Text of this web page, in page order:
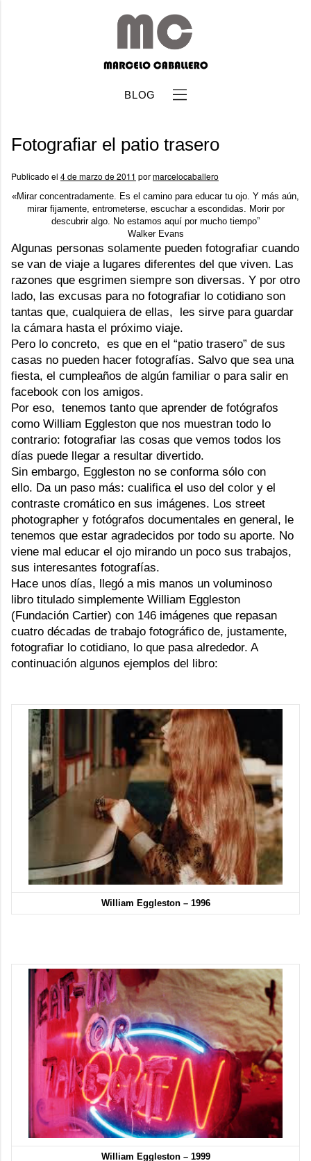
BLOG
Fotografiar el patio trasero
Publicado el 4 de marzo de 2011 pormarcelocaballero
«Mirar concentradamente. Es el camino para educar tu ojo. Y más aún,
mirar fijamente, entrometerse, escuchar a escondidas. Morir por
descubrir algo. No estamos aquí por mucho tiempo”
Walker Evans
Algunas personas solamente pueden fotografiar cuando
se van de viaje a lugares diferentes del que viven. Las
razones que esgrimen siempre son diversas. Y por otro
lado, las excusas para no fotografiar lo cotidiano son
tantas que, cualquiera de ellas, les sirve para guardar
la cámara hasta el próximo viaje.
Pero lo concreto, es que en el “patio trasero” de sus
casas no pueden hacer fotografías. Salvo que sea una
fiesta, el cumpleaños de algún familiar o para salir en
facebook con los amigos.
Por eso, tenemos tanto que aprender de fotógrafos
como William Eggleston que nos muestran todo lo
contrario: fotografiar las cosas que vemos todos los
días puede llegar a resultar divertido.
Sin embargo, Eggleston no se conforma sólo con
ello. Da un paso más: cualifica el uso del color y el
contraste cromático en sus imágenes. Los street
photographer y fotógrafos documentales en general, le
tenemos que estar agradecidos por todo su aporte. No
viene mal educar el ojo mirando un poco sus trabajos,
sus interesantes fotografías.
Hace unos días, llegó a mis manos un voluminoso
libro titulado simplemente William Eggleston
(Fundación Cartier) con 146 imágenes que repasan
cuatro décadas de trabajo fotográfico de, justamente,
fotografiar lo cotidiano, lo que pasa alrededor. A
continuación algunos ejemplos del libro:
William Eggleston – 1996
William Eggleston – 1999